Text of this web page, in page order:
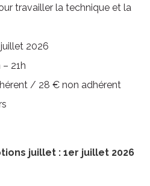
travailler la technique et la
2026
– 21h
/ 28 € non adhérent
juillet : 1er juillet 2026